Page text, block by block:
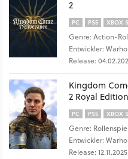
2
PC PS5 XBOX
Genre: Action-
Entwickler:
Release:
Kingdom
2 Royal Edition
PC PS5 XBOX
Genre: Rollenspiel
Entwickler:
Release: